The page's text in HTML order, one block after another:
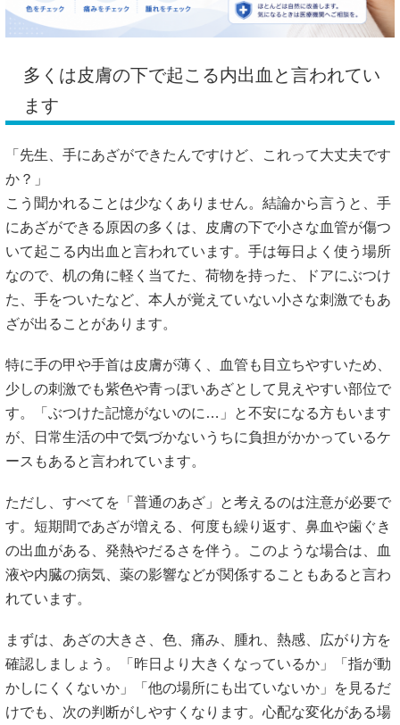
多くは皮膚の下で起こる内出血と言われてい
ます
「先生、手にあざができたんですけど、これって大丈夫です
か？」
こう聞かれることは少なくありません。結論から言うと、手
にあざができる原因の多くは、皮膚の下で小さな血管が傷つ
いて起こる内出血と言われています。手は毎日よく使う場所
なので、机の角に軽く当てた、荷物を持った、ドアにぶつけ
た、手をついたなど、本人が覚えていない小さな刺激でもあ
ざが出ることがあります。
特に手の甲や手首は皮膚が薄く、血管も目立ちやすいため、
少しの刺激でも紫色や青っぽいあざとして見えやすい部位で
す。「ぶつけた記憶がないのに…」と不安になる方もいます
が、日常生活の中で気づかないうちに負担がかかっているケ
ースもあると言われています。
ただし、すべてを「普通のあざ」と考えるのは注意が必要で
す。短期間であざが増える、何度も繰り返す、鼻血や歯ぐき
の出血がある、発熱やだるさを伴う。このような場合は、血
液や内臓の病気、薬の影響などが関係することもあると言わ
れています。
まずは、あざの大きさ、色、痛み、腫れ、熱感、広がり方を
確認しましょう。「昨日より大きくなっているか」「指が動
かしにくくないか」「他の場所にも出ていないか」を見るだ
けでも、次の判断がしやすくなります。心配な変化がある場